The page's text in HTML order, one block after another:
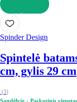
Į KREPŠELĮ
Spinder Design
Spintelė
cm, gylis 29 cm
(3)